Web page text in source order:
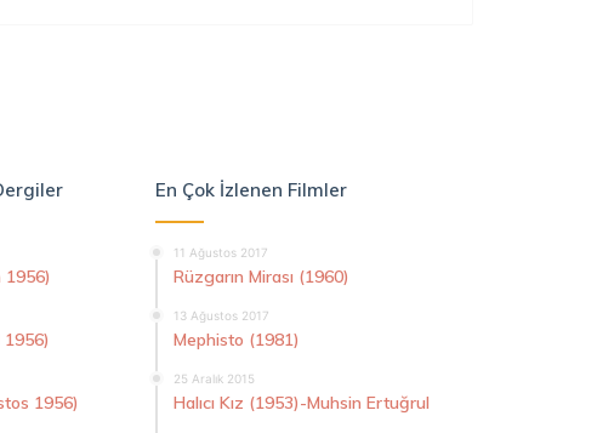
1956)
1956)
1956)
En Çok İzlenen Filmler
11 Ağustos 2017
Rüzgarın Mirası (1960)
13 Ağustos 2017
Mephisto (1981)
25 Aralık 2015
Halıcı Kız (1953)-Muhsin Ertuğrul